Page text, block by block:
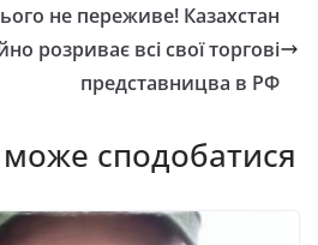
не переживе! Казахстан
розpиває всі свої торгові
представницва в РФ
сподобатися